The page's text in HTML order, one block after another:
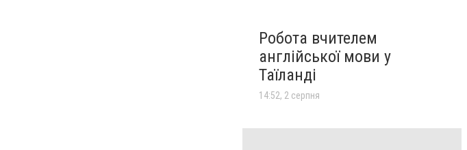
Робота вчителем
англійської мови у
Таїланді
14:52, 2 серпня